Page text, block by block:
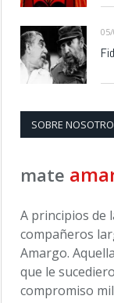
SOBRE
mate
A principios de
compañeros
Amargo.
que le
compromiso